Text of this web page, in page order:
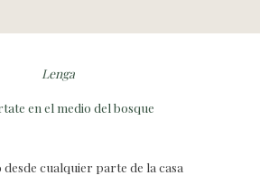
Lenga
en el medio del bosque
desde cualquier parte de la casa